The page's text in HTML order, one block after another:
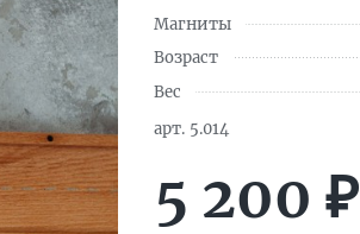
Магниты
Возраст
Вес
арт. 5.014
5 200 ₽